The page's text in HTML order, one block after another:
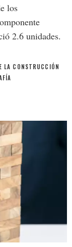
los
2.6 unidades.
LA CONSTRUCCIÓN